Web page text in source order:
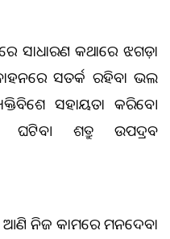
ସାଧାରଣ କଥାରେ ଝଗଡ଼ା
ସତର୍କ ରହିବା ଭଲ
ସହାୟତା କରିବେ।
ଘଟିବ। ଶତ୍ରୁ ଉପଦ୍ରବ
ଆଣି ନିଜ କାମରେ ମନଦେବା